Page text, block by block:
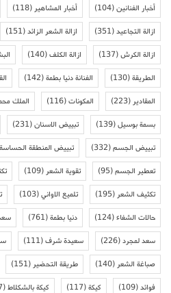
أخبار الفنانين(104) أخبار المشاهير(118)
ازالة التجاعيد(351) ازالة الشعر الزائد(151)
ازالة الكرش(137) ازالة الكلف(140)
الطريقة(130) الفنانة دنيا بطمة(142)
المقادير(223) المكونات(116) الملك
بسمة بوسيل(139) تبييض الاسنان(231)
تبييض الجسم(332) تبييض المنطقة الحساسة
تعطير الجسم(95) تقوية الشعر(109)
تكثيف الشعر(195) تلميع الاواني(103)
حالات الشفاء(124) دنيا بطمة(761)
سعد لمجرد(226) سعيدة شرف(111)
صباغة الشعر(140) طريقة التحضير(151)
فوائد(109) كيكة(117) كيكة بالشكلاط(97)